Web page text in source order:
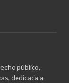
público,
dedicada a